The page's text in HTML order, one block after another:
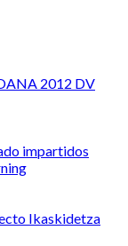
2012 DV
impartidos
Ikaskidetza